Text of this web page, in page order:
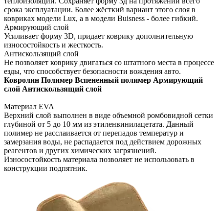
срока эксплуатации. Более жёсткий вариант этого слоя в
ковриках модели Lux, а в модели Buisness - более гибкий.
Армирующий слой
Усиливает форму 3D, придает коврику дополнительную
износостойкость и жесткость.
Антискользящий слой
Не позволяет коврику двигаться со штатного места в процессе
езды, что способствует безопасности вождения авто.
Ковролин Полимер Вспененный полимер Армирующий
слой Антискользящий слой
Материал EVA
Верхний слой выполнен в виде объемной ромбовидной сетки
глубиной от 5 до 10 мм из этиленвинилацетата. Данный
полимер не расслаивается от перепадов температур и
замерзания воды, не распадается под действием дорожных
реагентов и других химических загрязнений.
Износостойкость материала позволяет не использовать в
конструкции подпятник.